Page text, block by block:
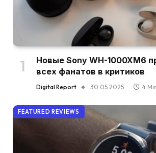
Новые Sony WH-1000XM6
всех фанатов в критиков
Digital Report 30.05.2025 4
FEATURED REVIEWS